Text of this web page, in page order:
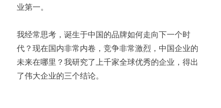
业第一。
我经常思考，诞生于中国的品牌如何走向下一个时
代？现在国内非常内卷，竞争非常激烈，中国企业的
未来在哪里？我研究了上千家全球优秀的企业，得出
了伟大企业的三个结论。